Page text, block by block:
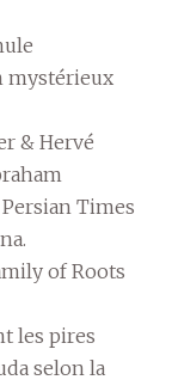
mystérieux
& Hervé
Times
of Roots
les pires
selon la